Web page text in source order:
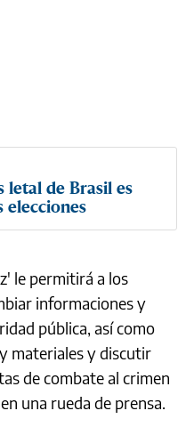
letal de Brasil es
elecciones
le permitirá a los
informaciones y
pública, así como
materiales y discutir
de combate al crimen
una rueda de prensa.